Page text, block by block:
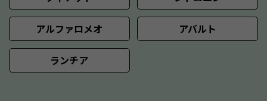
アルファロメオ アバルト
ランチア